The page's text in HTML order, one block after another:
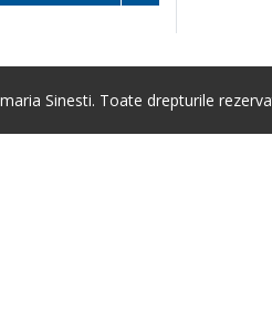
Sinesti. Toate drepturile